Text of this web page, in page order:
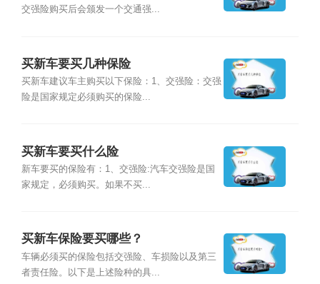
交强险购买后会颁发一个交通强...
买新车要买几种保险
买新车建议车主购买以下保险：1、交强险：交强
险是国家规定必须购买的保险...
买新车要买什么险
新车要买的保险有：1、交强险:汽车交强险是国
家规定，必须购买。如果不买...
买新车保险要买哪些？
车辆必须买的保险包括交强险、车损险以及第三
者责任险。以下是上述险种的具...